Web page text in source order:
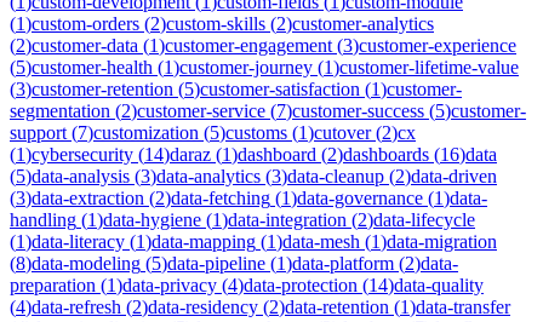
(1)custom-orders (2)custom-skills (2)customer-analytics
(2)customer-data (1)customer-engagement (3)customer-experience
(5)customer-health (1)customer-journey (1)customer-lifetime-value
(3)customer-retention (5)customer-satisfaction (1)customer-
segmentation (2)customer-service (7)customer-success (5)customer-
support (7)customization (5)customs (1)cutover(2)cx
(1)cybersecurity (14)daraz (1)dashboard (2)dashboards (16)data
(5)data-analysis (3)data-analytics (3)data-cleanup (2)data-driven
(3)data-extraction (2)data-fetching (1)data-governance (1)data-
handling (1)data-hygiene (1)data-integration (2)data-lifecycle
(1)data-literacy (1)data-mapping (1)data-mesh (1)data-migration
(8)data-modeling (5)data-pipeline (1)data-platform (2)data-
preparation (1)data-privacy (4)data-protection (14)data-quality
(4)data-refresh (2)data-residency (2)data-retention (1)data-transfer